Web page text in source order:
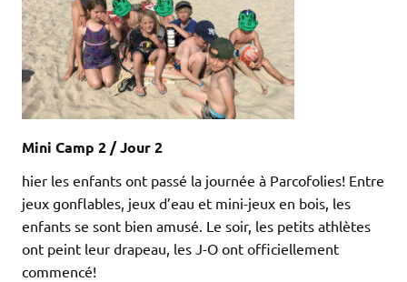
Mini Camp 2 / Jour 2
hier les enfants ont passé la journée à Parcofolies! Entre
jeux gonflables, jeux d’eau et mini-jeux en bois, les
enfants se sont bien amusé. Le soir, les petits athlètes
ont peint leur drapeau, les J-O ont officiellement
commencé!